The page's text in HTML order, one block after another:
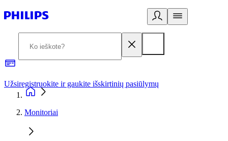
Užsiregistruokite ir gaukite išskirtinių pasiūlymų
Monitoriai